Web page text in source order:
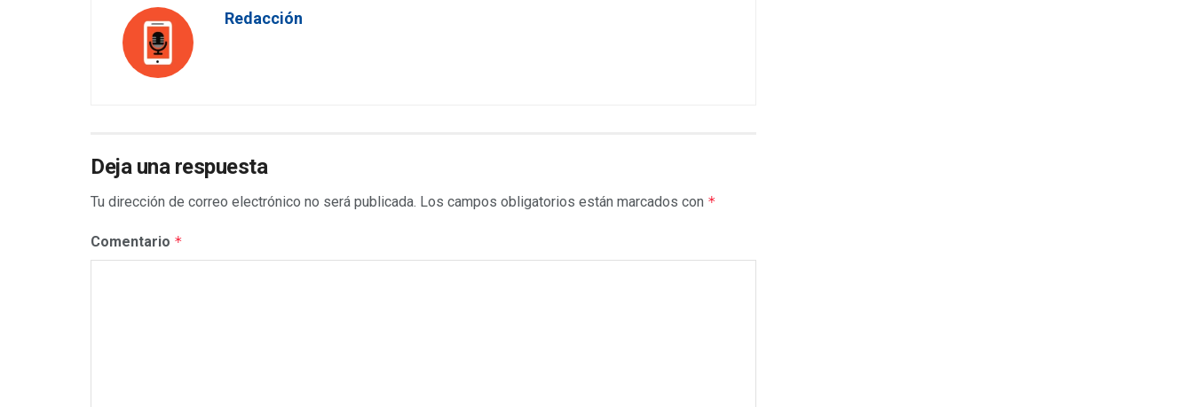
Redacción
Deja una respuesta
Tu dirección de correo electrónico no será publicada. Los campos obligatorios están marcados con *
Comentario *